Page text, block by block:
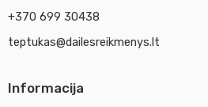
+370 699 30438
teptukas@dailesreikmenys.lt
Informacija